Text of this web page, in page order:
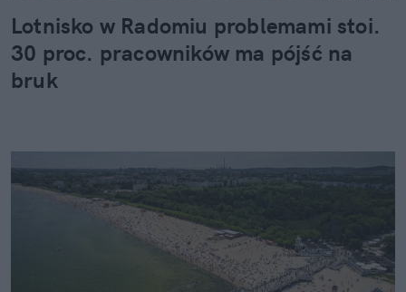
Lotnisko w Radomiu problemami stoi.
30 proc. pracowników ma pójść na
bruk